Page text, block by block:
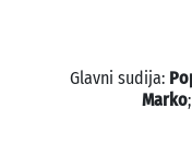
Glavni sudija:
Marko